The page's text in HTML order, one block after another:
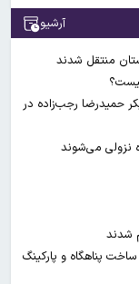
آرشیو
حمیدرضا رجب‌زاده در
می‌شوند
ساخت پناهگاه و پارکینگ